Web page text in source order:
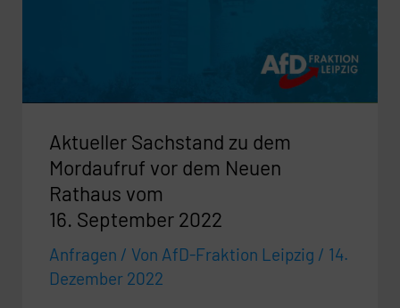
Aktueller Sachstand zu dem
Mordaufruf vor dem Neuen
Rathaus vom
16. September 2022
Anfragen / Von AfD-Fraktion Leipzig / 14.
Dezember 2022
vom
16.
September
2022